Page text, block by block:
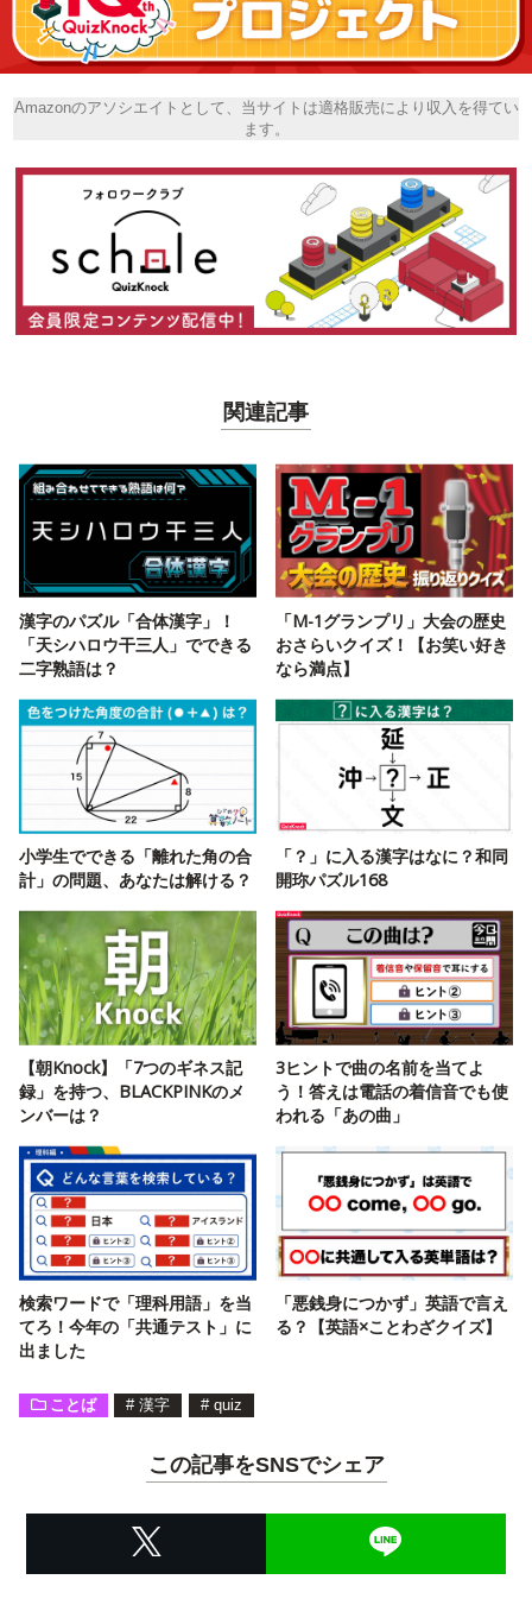
Amazonのアソシエイトとして、当サイトは適格販売により収入を得てい
ます。
関連記事
漢字のパズル「合体漢字」！
「天シハロウ干三人」でできる
二字熟語は？
「M-1グランプリ」大会の歴史
おさらいクイズ！【お笑い好き
なら満点】
小学生でできる「離れた角の合
計」の問題、あなたは解ける？
「？」に入る漢字はなに？和同
開珎パズル168
【朝Knock】「7つのギネス記
録」を持つ、BLACKPINKのメ
ンバーは？
3ヒントで曲の名前を当てよ
う！答えは電話の着信音でも使
われる「あの曲」
検索ワードで「理科用語」を当
てろ！今年の「共通テスト」に
出ました
「悪銭身につかず」英語で言え
る？【英語×ことわざクイズ】
ことば # 漢字 # quiz
この記事をSNSでシェア